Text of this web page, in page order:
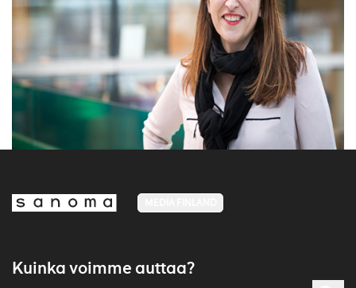
Kuinka voimme auttaa?